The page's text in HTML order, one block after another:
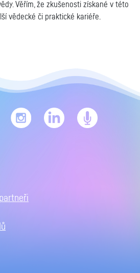
Věřím, že zkušenosti získané v této
vědecké či praktické kariéře.